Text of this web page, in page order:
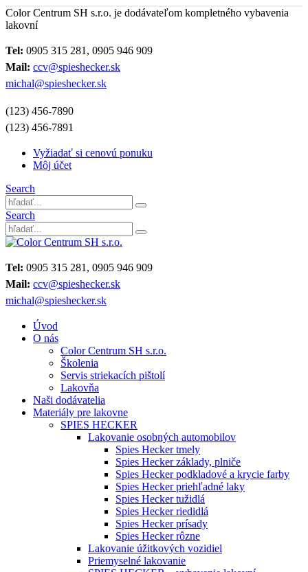
Color Centrum SH s.r.o. je dodávateľom kompletného vybavenia
lakovní
Tel: 0905 315 281, 0905 946 909
Mail: ccv@spieshecker.sk
michal@spieshecker.sk
(123) 456-7890
(123) 456-7891
Vyžiadať si cenovú ponuku
Môj účet
Search
Search
Tel: 0905 315 281, 0905 946 909
Mail: ccv@spieshecker.sk
michal@spieshecker.sk
Úvod
O nás
Color Centrum SH s.r.o.
Školenia
Servis striekacích pištolí
Lakovňa
Naši dodávatelia
Materiály pre lakovne
SPIES HECKER
Lakovanie osobných automobilov
Spies Hecker tmely
Spies Hecker základy, plniče
Spies Hecker podkladové a krycie farby
Spies Hecker priehľadné laky
Spies Hecker tužidlá
Spies Hecker riedidlá
Spies Hecker prísady
Spies Hecker rôzne
Lakovanie úžitkových vozidiel
Priemyselné lakovanie